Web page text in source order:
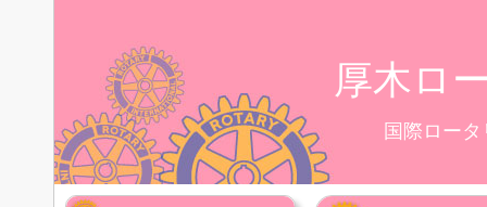
厚木ロ
国際ロー